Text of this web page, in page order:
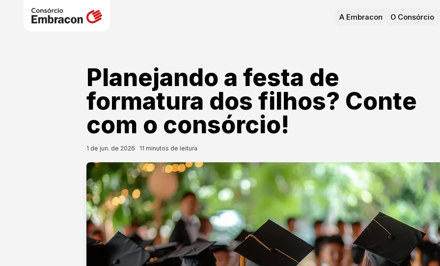
A Embracon O Consórcio
Planejando a festa de
formatura dos filhos? Conte
com o consórcio!
1 de jun. de 2026 11 minutos de leitura